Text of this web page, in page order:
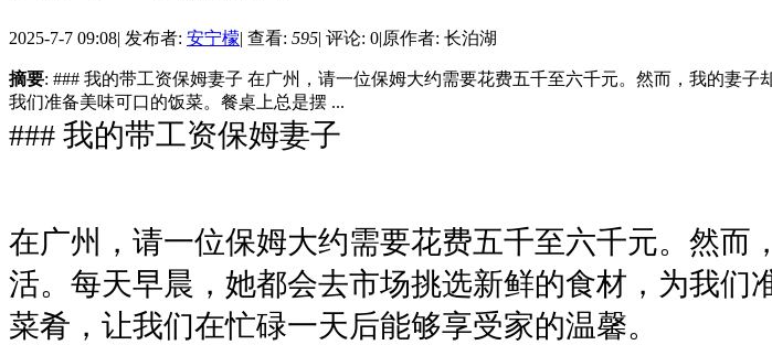
2025-7-7 09:08| 发布者: 安宁檬| 查看: 595| 评论: 0|原作者: 长泊湖
摘要: ### 我的带工资保姆妻子 在广州，请一位保姆大约需要花费五千至六千元。然而，我的妻
我们准备美味可口的饭菜。餐桌上总是摆 ...
### 我的带工资保姆妻子
在广州，请一位保姆大约需要花费五千至六千元。然
活。每天早晨，她都会去市场挑选新鲜的食材，为我
菜肴，让我们在忙碌一天后能够享受家的温馨。